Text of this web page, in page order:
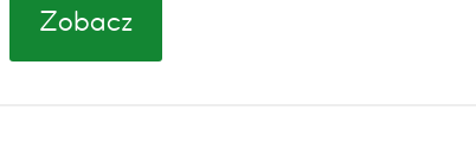
Zobacz